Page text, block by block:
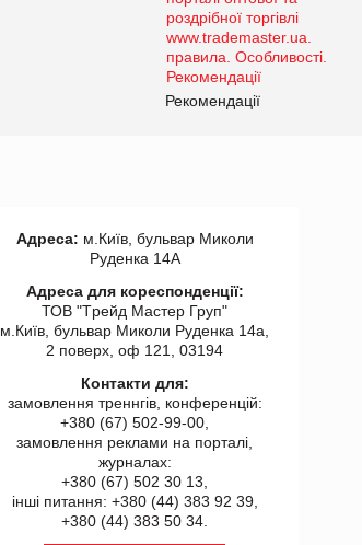
Рекомендації
Адреса: м.Київ, бульвар Миколи
Руденка 14А
Адреса для кореспонденції:
ТОВ "Tрейд Мастер Груп"
м.Київ, бульвар Миколи Руденка 14а,
2 поверх, оф 121, 03194
Контакти для:
замовлення треннгів, конференцій:
+380 (67) 502-99-00,
замовлення реклами на порталі,
журналах:
+380 (67) 502 30 13,
інші питання: +380 (44) 383 92 39,
+380 (44) 383 50 34.